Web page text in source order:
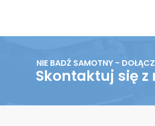
NIE BADŹ SAMOTNY -
Skontaktuj się z